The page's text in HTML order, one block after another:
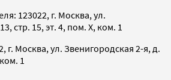
123022, г. Москва, ул.
стр. 15, эт. 4, пом. X, ком. 1
г. Москва, ул. Звенигородская 2-я, д.
1